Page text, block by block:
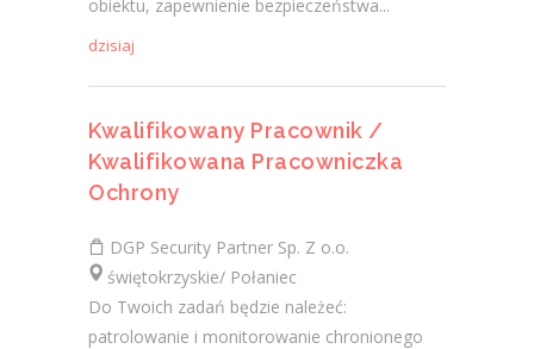
obiektu, zapewnienie bezpieczeństwa...
dzisiaj
Kwalifikowany Pracownik /
Kwalifikowana Pracowniczka
Ochrony
DGP Security Partner Sp. Z o.o.
świętokrzyskie/ Połaniec
Do Twoich zadań będzie należeć:
patrolowanie i monitorowanie chronionego